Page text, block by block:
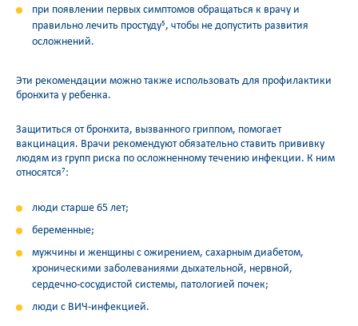
при появлении первых симптомов обращаться к врачу и
правильно лечить простуду5, чтобы не допустить развития
осложнений.
Эти рекомендации можно также использовать для профилактики
бронхита у ребенка.
Защититься от бронхита, вызванного гриппом, помогает
вакцинация. Врачи рекомендуют обязательно ставить прививку
людям из групп риска по осложненному течению инфекции. К ним
относятся7:
люди старше 65 лет;
беременные;
мужчины и женщины с ожирением, сахарным диабетом,
хроническими заболеваниями дыхательной, нервной,
сердечно-сосудистой системы, патологией почек;
люди с ВИЧ-инфекцией.